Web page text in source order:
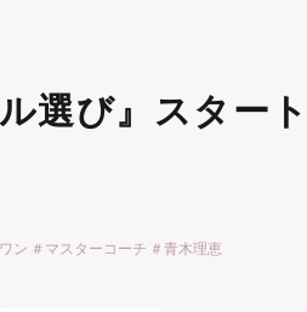
選び』スタート
ン ＃マスターコーチ ＃青木理恵